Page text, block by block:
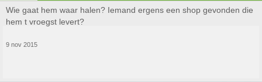
Wie gaat hem waar halen? Iemand ergens een shop gevonden die
hem t vroegst levert?
9 nov 2015